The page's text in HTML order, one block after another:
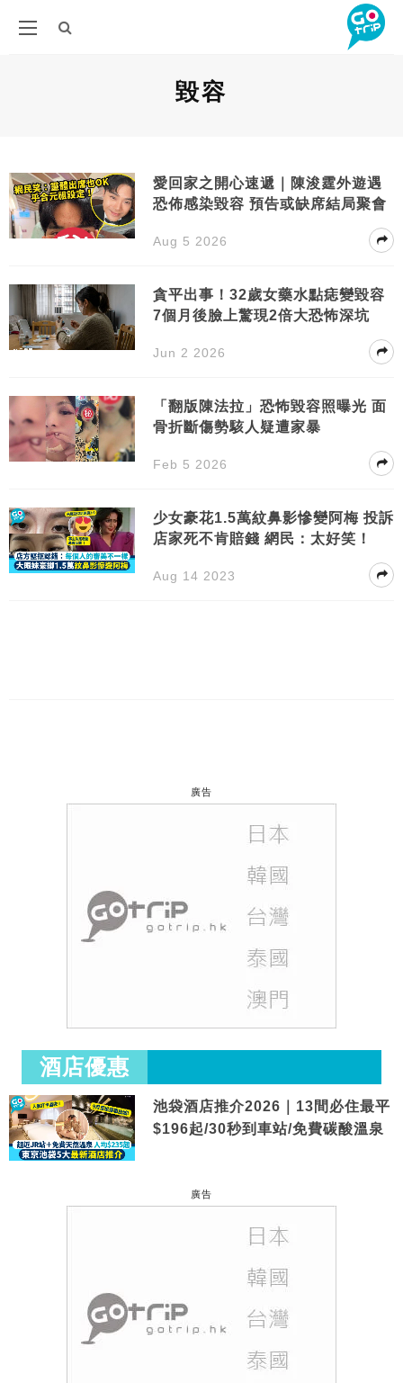
毀容
愛回家之開心速遞｜陳浚霆外遊遇
恐佈感染毀容 預告或缺席結局聚會
Aug 5 2026
貪平出事！32歲女藥水點痣變毀容
7個月後臉上驚現2倍大恐怖深坑
Jun 2 2026
「翻版陳法拉」恐怖毀容照曝光 面
骨折斷傷勢駭人疑遭家暴
Feb 5 2026
少女豪花1.5萬紋鼻影慘變阿梅 投訴
店家死不肯賠錢 網民：太好笑！
Aug 14 2023
廣告
酒店優惠
池袋酒店推介2026｜13間必住最平
$196起/30秒到車站/免費碳酸溫泉
廣告